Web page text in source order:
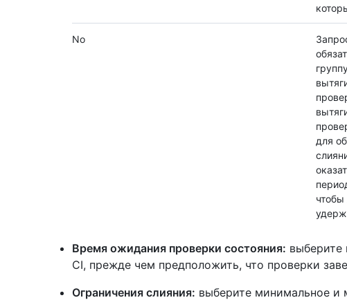
No
для
Время ожидания проверки состояния: выберите
CI, прежде чем предположить, что проверки
Ограничения слияния: выберите минимальное и